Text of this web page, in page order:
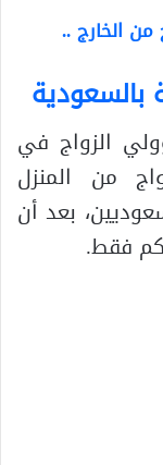
الخارج ..
الزواج في
من المنزل
بعد أن
فقط.